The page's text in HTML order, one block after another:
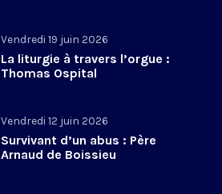
Vendredi 19 juin 2026
La liturgie à travers l’orgue :
Thomas Ospital
Vendredi 12 juin 2026
Survivant d’un abus : Père
Arnaud de Boissieu